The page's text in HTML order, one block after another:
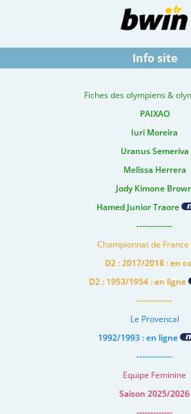
Info site
Fiches des olympiens &
PAIXAO
Iuri Moreira
Uranus Semeriva
Melissa Herrera
Jody Kimone
Hamed Junior Traore
-------------
Championnat de France
D2 : 2017/2018 : en
D2 : 1953/1954 : en ligne
-------------
Le Provencal
1992/1993 : en ligne
-------------
Equipe Feminine
Saison 2025/2026